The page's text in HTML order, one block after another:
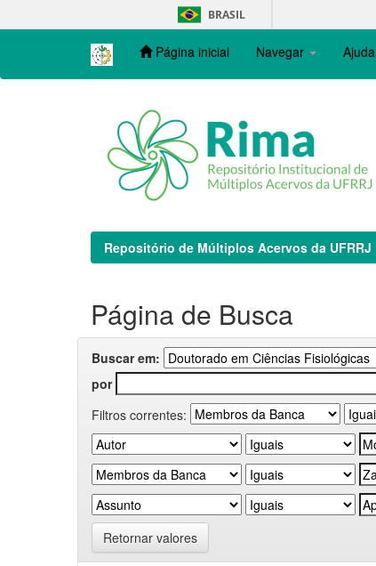
navigation
BRASIL
Página inicial Navegar Ajuda
Repositório de Múltiplos Acervos da UFRRJ
Página de Busca
Buscar em:
por
Filtros correntes:
Retornar valores